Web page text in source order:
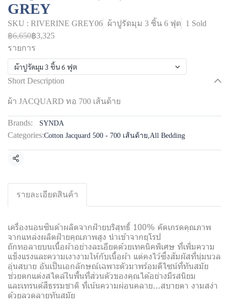
GREY
SKU : RIVERINE GREY06 ผ้าปูรัดมุม 3 ชิ้น 6 ฟุต 1 Sold
฿6,650฿3,325
รายการ
ผ้าปูรัดมุม 3 ชิ้น 6 ฟุต
Short Description
ผ้า JACQUARD ทอ 700 เส้นด้าย
Brands: SYNDA
Categories:Cotton Jacquard 500 - 700 เส้นด้าย,All Bedding
Share
รายละเอียดสินค้า
เครื่องนอนซินด้าผลิตจากฝ้ายบริสุทธิ์ 100% คัดเกรดคุณภาพ
จากแหล่งผลิตฝ้ายคุณภาพสูง นำเข้าจากยุโรป
ถักทอลายบนเนื้อผ้าอย่างละเอียดด้วยเทคนิคพิเศษ ที่เพิ่มความ
แข็งแรงและความเงางามให้กับเนื้อผ้า แต่คงไว้ซึ่งสัมผัสที่นุ่มนวล
อุ่นสบาย อันเป็นเอกลักษณ์เฉพาะตัวมาพร้อมดีไซน์ที่ทันสมัย
ช่วยตกแต่งสไตล์ในพื้นที่ส่วนตัวของคุณได้อย่างมีรสนิยม
และเทรนด์สีธรรมชาติ ที่เน้นความผ่อนคลาย...สบายตา งามสง่า
ด้วยลวดลายทันสมัย